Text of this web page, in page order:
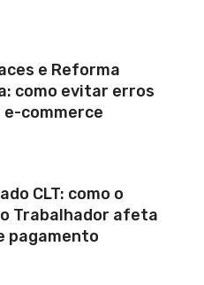
e Reforma
como evitar erros
e-commerce
CLT: como o
Trabalhador afeta
pagamento